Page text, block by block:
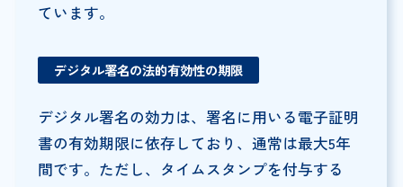
ています。
デジタル署名の法的有効性の期限
デジタル署名の効力は、署名に用いる電子証明
書の有効期限に依存しており、通常は最大5年
間です。ただし、タイムスタンプを付与する